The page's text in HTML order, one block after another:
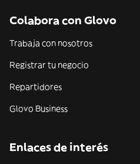
Colabora con Glovo
Trabaja con nosotros
Registrar tu negocio
Repartidores
Glovo Business
Enlaces de interés